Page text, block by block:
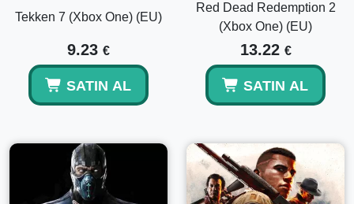
Tekken 7 (Xbox One) (EU)
9.23 €
SATIN AL
Red Dead Redemption 2
(Xbox One) (EU)
13.22 €
SATIN AL